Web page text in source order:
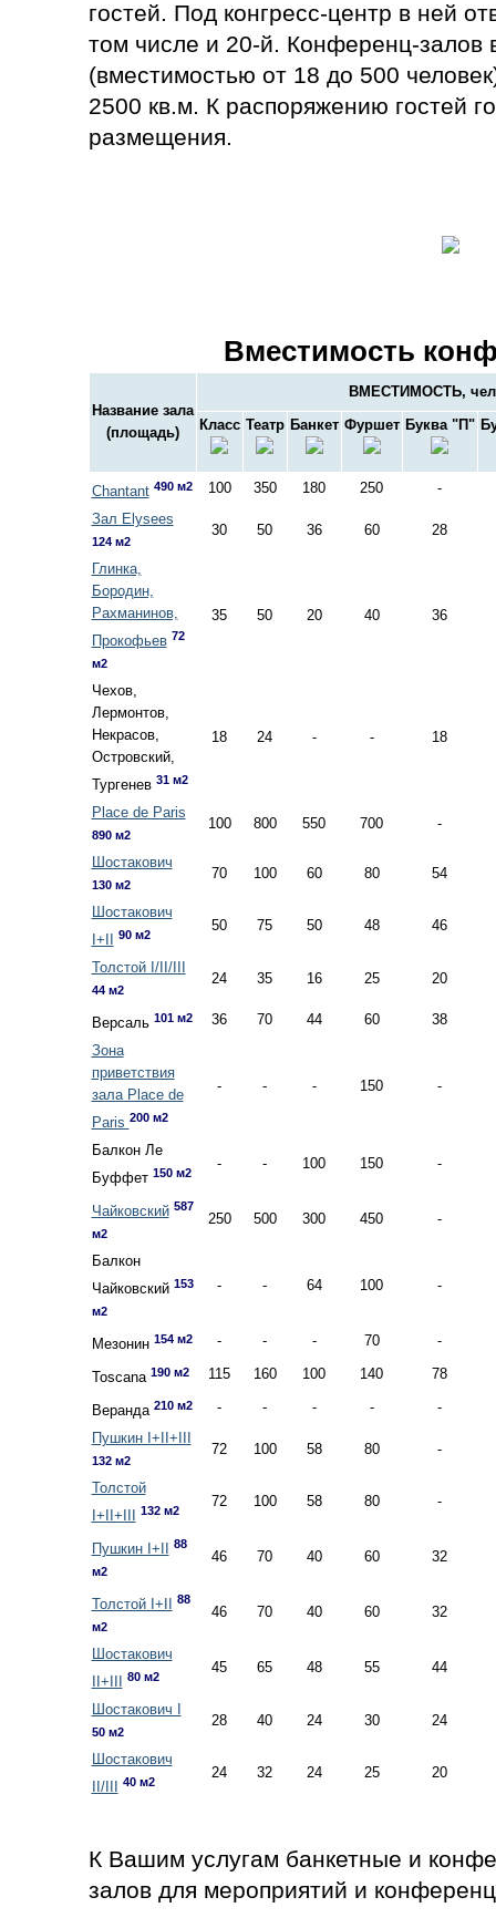
гостей. Под конгресс-центр в ней
том числе и 20-й. Конференц-залов
(вместимостью от 18 до 500
2500 кв.м. К распоряжению гостей
размещения.
Вместимость
Название зала
(площадь)
ВМЕСТИМОСТЬ,
Класс Театр Банкет Фуршет Буква "П"
Chantant 490 м2 100 350 180 250
-
Зал Elysees
124 м2
30 50 36 60 28
Глинка,
Бородин,
Рахманинов,
Прокофьев 72
м2
35 50 20 40 36
Чехов,
Лермонтов,
Некрасов,
Островский,
Тургенев 31 м2
18 24 - - 18
Place de Paris
890 м2
100 800 550 700 -
Шостакович
130 м2
70 100 60 80 54
Шостакович
I+II
90 м2
50 75 50 48 46
Толстой I/II/III
44 м2
24 35 16 25 20
Версаль 101 м2 36 70 44 60
38
Зона
приветствия
зала Place de
Paris 200 м2
- - - 150 -
Балкон Ле
Буффет 150 м2
- - 100 150 -
Чайковский 587
м2
250 500 300 450 -
Балкон
Чайковский 153
м2
- - 64 100 -
Мезонин 154 м2 - - - 70 -
Toscana 190 м2 115 160 100 140 78
Веранда 210 м2 - - - -
-
Пушкин I+II+III
132 м2
72 100 58 80 -
Толстой
I+II+III
132 м2
72 100 58 80 -
Пушкин I+II 88
м2
46 70 40 60 32
Толстой I+II 88
м2
46 70 40 60 32
Шостакович
II+III
80 м2
45 65 48 55 44
Шостакович I
50 м2
28 40 24 30 24
Шостакович
II/III
40 м2
24 32 24 25 20
К Вашим услугам банкетные и
залов для мероприятий и